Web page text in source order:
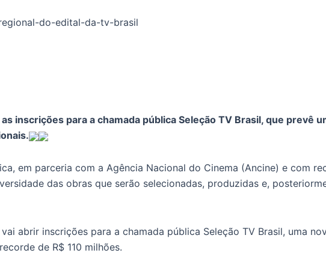
inscrições para a chamada pública Seleção TV Brasil, que prevê
em parceria com a Agência Nacional do Cinema (Ancine) e com
das obras que serão selecionadas, produzidas e,